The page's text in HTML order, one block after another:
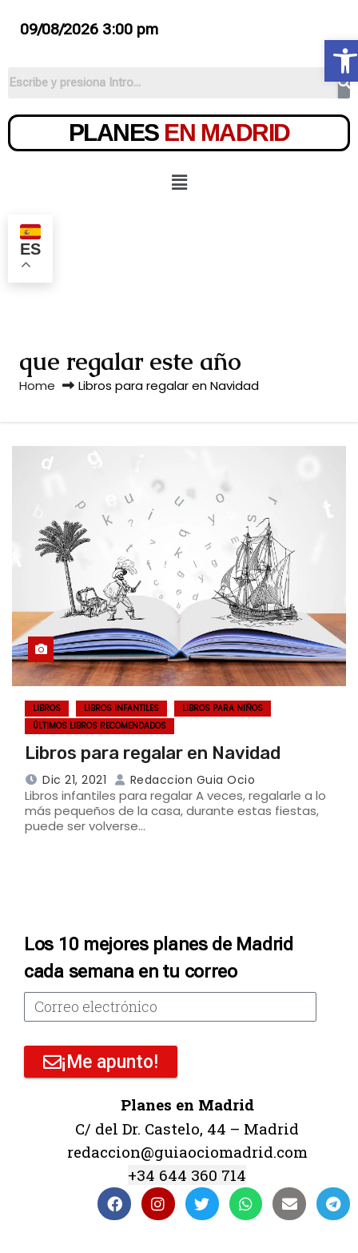
09/08/2026 3:00 pm
PLANES EN MADRID
ES
que regalar este año
Home Libros para regalar en Navidad
LIBROS LIBROS INFANTILES
LIBROS PARA NIÑOS
ÚLTIMOS LIBROS RECOMENDADOS
Libros para regalar en Navidad
Dic 21, 2021 Redaccion Guia Ocio
Libros infantiles para regalar A veces, regalarle a lo
más pequeños de la casa, durante estas fiestas,
puede ser volverse…
Los 10 mejores planes de Madrid
cada semana en tu correo
¡Me apunto!
Planes en Madrid
C/ del Dr. Castelo, 44 – Madrid
redaccion@guiaociomadrid.com
+34 644 360 714